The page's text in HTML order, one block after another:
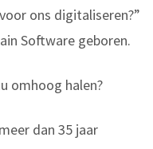
ons digitaliseren?”
Software geboren.
omhoog halen?
dan 35 jaar